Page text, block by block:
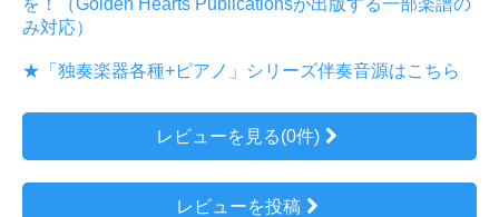
み対応）
★「独奏楽器各種+ピアノ」シリーズ伴奏音源はこちら
レビューを見る(0件)
レビューを投稿